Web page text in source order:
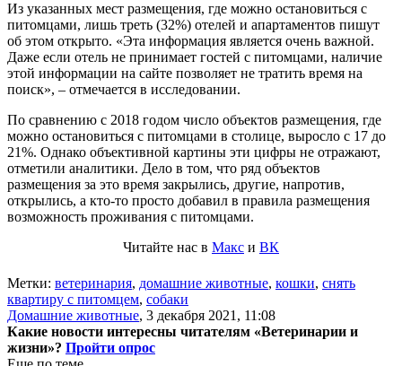
Из указанных мест размещения, где можно остановиться с
питомцами, лишь треть (32%) отелей и апартаментов пишут
об этом открыто. «Эта информация является очень важной.
Даже если отель не принимает гостей с питомцами, наличие
этой информации на сайте позволяет не тратить время на
поиск», – отмечается в исследовании.
По сравнению с 2018 годом число объектов размещения, где
можно остановиться с питомцами в столице, выросло с 17 до
21%. Однако объективной картины эти цифры не отражают,
отметили аналитики. Дело в том, что ряд объектов
размещения за это время закрылись, другие, напротив,
открылись, а кто-то просто добавил в правила размещения
возможность проживания с питомцами.
Читайте нас в Макс и ВК
Метки: ветеринария, домашние животные, кошки, снять
квартиру с питомцем, собаки
Домашние животные, 3 декабря 2021, 11:08
Какие новости интересны читателям «Ветеринарии и
жизни»? Пройти опрос